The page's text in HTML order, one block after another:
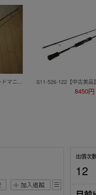
8450円
出價次
12